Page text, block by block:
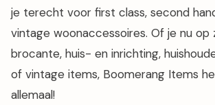
je terecht voor first class, second
vintage woonaccessoires. Of je nu op
brocante, huis- en inrichting,
of vintage items, Boomerang Items
allemaal!